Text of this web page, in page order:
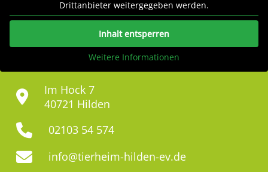
Drittanbieter weitergegeben werden.
Inhalt entsperren
Weitere Informationen
Im Hock 7
40721 Hilden
02103 54 574
info@tierheim-hilden-ev.de